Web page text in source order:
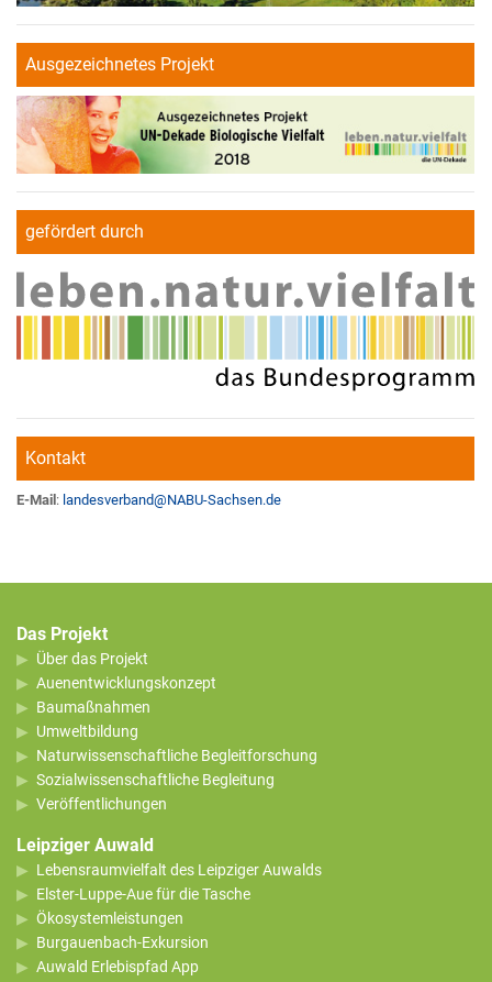
Ausgezeichnetes Projekt
gefördert durch
Kontakt
E-Mail : landesverband@NABU-Sachsen.de
Das Projekt
Über das Projekt
Auenentwicklungskonzept
Baumaßnahmen
Umweltbildung
Naturwissenschaftliche Begleitforschung
Sozialwissenschaftliche Begleitung
Veröffentlichungen
Leipziger Auwald
Lebensraumvielfalt des Leipziger Auwalds
Elster-Luppe-Aue für die Tasche
Ökosystemleistungen
Burgauenbach-Exkursion
Auwald Erlebispfad App